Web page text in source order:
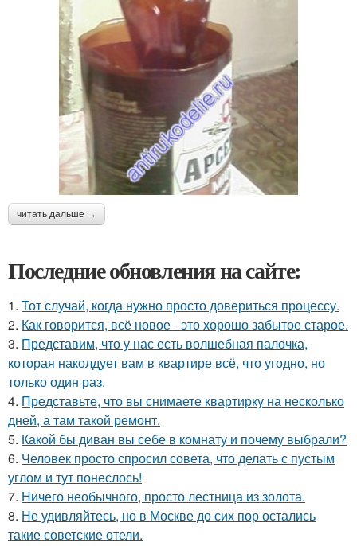
читать дальше →
Последние обновления на сайте:
1. Тот случай, когда нужно просто довериться процессу.
2. Как говорится, всё новое - это хорошо забытое старое.
3. Представим, что у нас есть волшебная палочка,
которая наколдует вам в квартире всё, что угодно, но
только один раз.
4. Представьте, что вы снимаете квартирку на несколько
дней, а там такой ремонт.
5. Какой бы диван вы себе в комнату и почему выбрали?
6. Человек просто спросил совета, что делать с пустым
углом и тут понеслось!
7. Ничего необычного, просто лестница из золота.
8. Не удивляйтесь, но в Москве до сих пор остались
такие советские отели.